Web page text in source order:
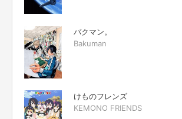
バクマン。
Bakuman
けものフレンズ
KEMONO FRIENDS